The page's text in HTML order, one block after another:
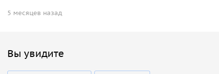
5 месяцев назад
Вы увидите